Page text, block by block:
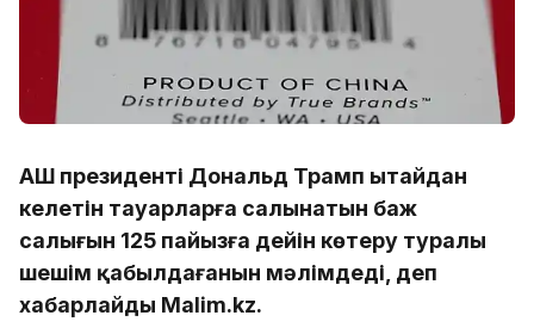
АҚШ президенті Дональд Трамп Қытайдан
келетін тауарларға салынатын баж
салығын 125 пайызға дейін көтеру туралы
шешім қабылдағанын мәлімдеді, деп
хабарлайды Malim.kz.